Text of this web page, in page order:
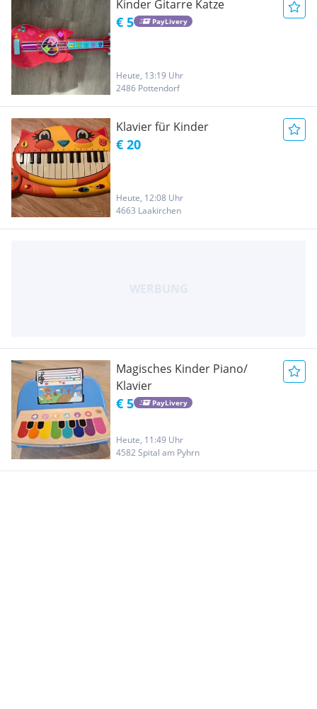
Kinder Gitarre Katze
€ 5 PayLivery
Heute, 13:19 Uhr
2486 Pottendorf
Klavier für Kinder
€ 20
Heute, 12:08 Uhr
4663 Laakirchen
Magisches Kinder Piano/
Klavier
€ 5 PayLivery
Heute, 11:49 Uhr
4582 Spital am Pyhrn